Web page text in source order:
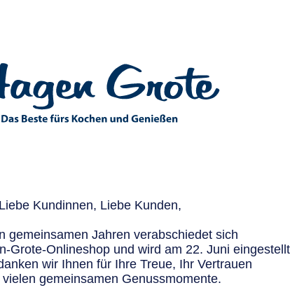
Liebe Kundinnen, Liebe Kunden,
gemeinsamen Jahren verabschiedet sich
Grote-Onlineshop und wird am 22. Juni
wir Ihnen für Ihre Treue, Ihr Vertrauen
vielen gemeinsamen Genussmomente.